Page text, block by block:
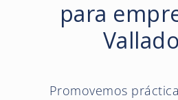
para
Promovemos